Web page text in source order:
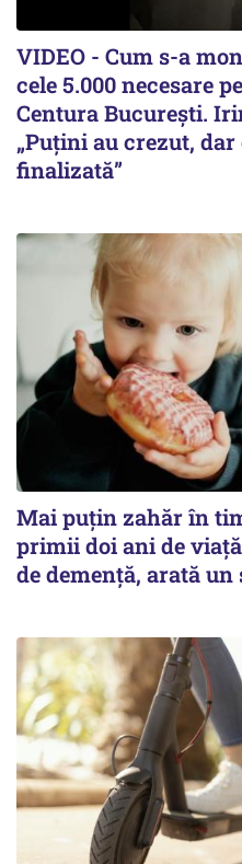
VIDEO - Cum s-a
cele 5.000 necesare
Centura București.
„Puțini au crezut, dar
finalizată”
Mai puțin zahăr în
primii doi ani de
de demență, arată un